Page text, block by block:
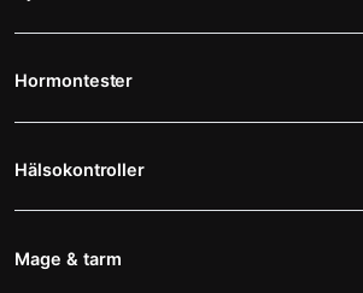
Hormontester
Hälsokontroller
Mage & tarm